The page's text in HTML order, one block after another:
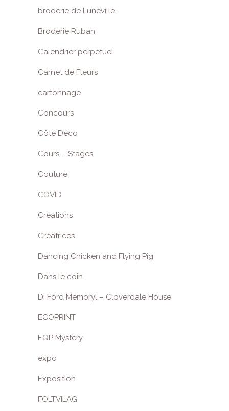
broderie de Lunéville
Broderie Ruban
Calendrier perpétuel
Carnet de Fleurs
cartonnage
Concours
Côté Déco
Cours – Stages
Couture
COVID
Créations
Créatrices
Dancing Chicken and Flying Pig
Dans le coin
Di Ford Memoryl – Cloverdale House
ECOPRINT
EQP Mystery
expo
Exposition
FOLTVILAG